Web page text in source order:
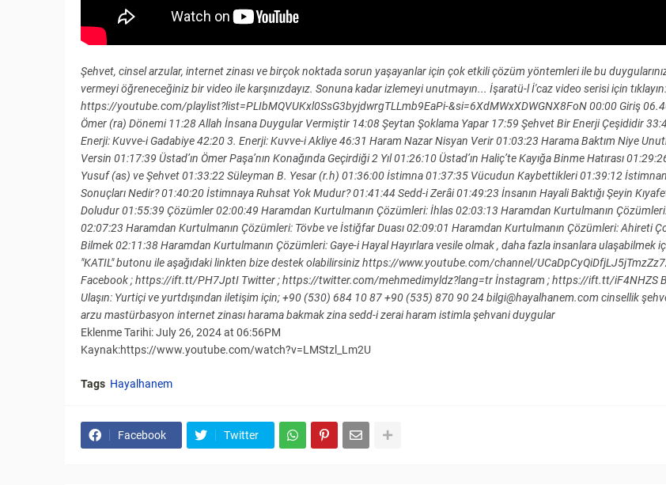
Şehvet, cinsel arzular, internet zinası ve birçok noktada sorun yaşayanlar için çok etkili çözüm yöntemleri ile bu
vermeyi öğreneceğiniz bir video ile karşınızdayız. Sonuna kadar izlemeyi unutmayın... İşaratü-l İ'caz video serisi için tıklayın:
https://youtube.com/playlist?list=PLIbMQVUKxl0SsG3byjdwrgTLLmb9EaPi-&si=6XdMWxXDWGNX8FoN 00:00 Giriş
Ömer (ra) Dönemi 11:28 Allah İnsana Duygular Vermiştir 14:08 Şeytan Şoklama Yapar 17:59 Şehvet Bir Enerji Çeşididir
Enerji: Kuvve-i Gadabiye 42:20 3. Enerji: Kuvve-i Akliye 46:31 Haram Nazar Nisyan Verir 01:03:23 Harama Baktım Niye
Versin 01:17:39 Üstad’ın Ömer Paşa’nın Konağında Geçirdiği 2 Yıl 01:26:10 Üstad’ın Haliç’te Kayığa Binme Hatırası
Yusuf (as) ve Şehvet 01:33:22 Süleyman B. Yesar (r.h) 01:36:00 İstimna 01:37:35 Vücudun Kaybettikleri 01:39:12
Sonuçları Nedir? 01:40:20 İstimnaya Ruhsat Yok Mudur? 01:41:44 Sedd-i Zerâi 01:49:23 İnsanın Hayali Baktığı Şeyin
Doludur 01:55:39 Çözümler 02:00:49 Haramdan Kurtulmanın Çözümleri: İhlas 02:03:13 Haramdan Kurtulmanın
02:07:23 Haramdan Kurtulmanın Çözümleri: Tövbe ve İstiğfar Duası 02:09:01 Haramdan Kurtulmanın Çözümleri: Ahireti
Bilmek 02:11:38 Haramdan Kurtulmanın Çözümleri: Gaye-i Hayal Hayırlara vesile olmak , daha fazla insanlara ulaşabilmek
"KATIL" butonu ile aşağıdaki linkten bize destek olabilirsiniz https://www.youtube.com/channel/
Facebook ; https://ift.tt/PH7JptI Twitter ; https://twitter.com/mehmedimyldz?lang=tr İnstagram ; https://ift.tt/iF4NHZS
Ulaşın: Yurtiçi ve yurtdışından iletişim için; +90 (530) 684 10 87 +90 (535) 870 90 24 bilgi@hayalhanem.com cinsellik
arzu mastürbasyon internet zinası harama bakmak zina sedd-i zerai haram istimla şehvani duygular
Eklenme Tarihi: July 26, 2024 at 06:56PM
Kaynak:https://www.youtube.com/watch?v=LMStzl_Lm2U
Tags Hayalhanem
Facebook Twitter